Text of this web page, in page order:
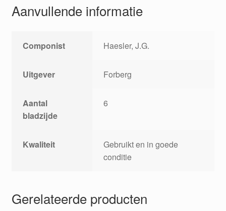
Aanvullende informatie
Componist Haesler, J.G.
Uitgever Forberg
Aantal
bladzijde
6
Kwaliteit
Gebruikt en in goede
conditie
Gerelateerde producten